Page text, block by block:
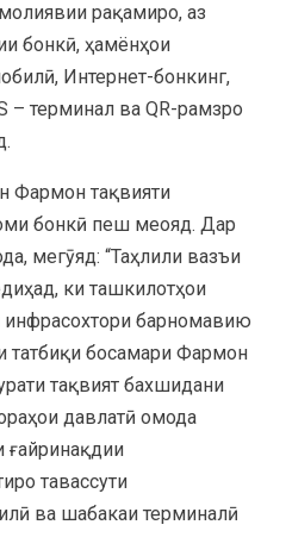
рақамиро, аз
бонкӣ, ҳамёнҳои
Интернет-бонкинг,
– терминал ва QR-рамзро
Фармон тақвияти
бонкӣ пеш меояд. Дар
мегӯяд: “Таҳлили вазъи
ки ташкилотҳои
барномавию
татбиқи босамари Фармон
тақвият бахшидани
давлатӣ омода
ғайринақдии
тавассути
ва шабакаи терминалӣ